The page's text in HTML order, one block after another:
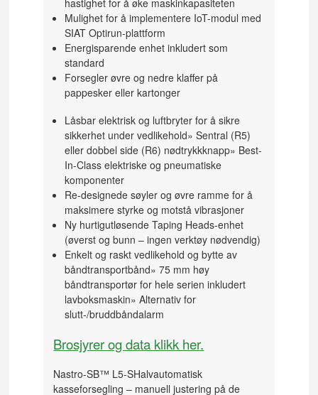
hastighet for å øke maskinkapasiteten
Mulighet for å implementere IoT-modul med
SIAT Optirun-plattform
Energisparende enhet inkludert som
standard
Forsegler øvre og nedre klaffer på
pappesker eller kartonger
Låsbar elektrisk og luftbryter for å sikre
sikkerhet under vedlikehold» Sentral (R5)
eller dobbel side (R6) nødtrykkknapp» Best-
In-Class elektriske og pneumatiske
komponenter
Re-designede søyler og øvre ramme for å
maksimere styrke og motstå vibrasjoner
Ny hurtigutløsende Taping Heads-enhet
(øverst og bunn – ingen verktøy nødvendig)
Enkelt og raskt vedlikehold og bytte av
båndtransportbånd» 75 mm høy
båndtransportør for hele serien inkludert
lavboksmaskin» Alternativ for
slutt-/bruddbåndalarm
Brosjyrer og data klikk her.
Nastro-SB™ L5-SHalvautomatisk
kasseforsegling – manuell justering på de